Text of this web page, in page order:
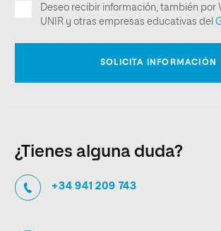
¿Tienes alguna duda?
+34 941 209 743